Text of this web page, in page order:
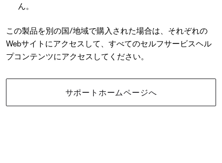
ん。
この製品を別の国/地域で購入された場合は、それぞれの
Webサイトにアクセスして、すべてのセルフサービスヘル
プコンテンツにアクセスしてください。
サポートホームページへ